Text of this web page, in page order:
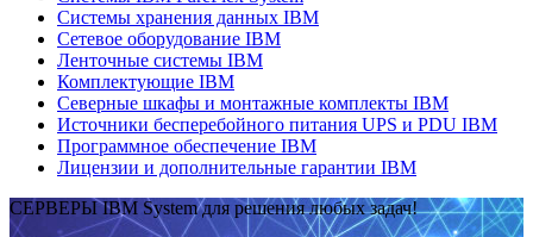
Системы хранения данных IBM
Сетевое оборудование IBM
Ленточные системы IBM
Комплектующие IBM
Северные шкафы и монтажные комплекты IBM
Источники бесперебойного питания UPS и PDU IBM
Программное обеспечение IBM
Лицензии и дополнительные гарантии IBM
СЕРВЕРЫ IBM System для решения любых задач!